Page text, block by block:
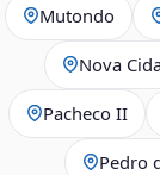
Mutondo
Nova
Pacheco II
Pedro